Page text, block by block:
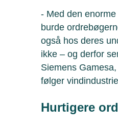
- Med den
burde
også hos deres
ikke – og derfor
Siemens
følger
Hurtigere